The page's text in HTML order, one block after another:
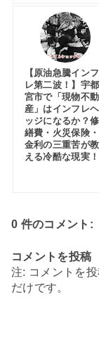
【原油急騰インフ
レ第二波！】宇都
宮市で「現物不動
産」はインフレヘ
ッジになるか？修
繕費・火災保険・
金利の三重苦が教
える冷酷な現実！
0 件のコメント:
コメントを投稿
注: コメントを
だけです。